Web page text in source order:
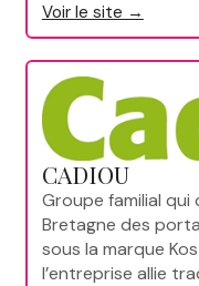
Voir le site →
CADIOU
Groupe familial
Bretagne des
sous la marque
l’entreprise allie